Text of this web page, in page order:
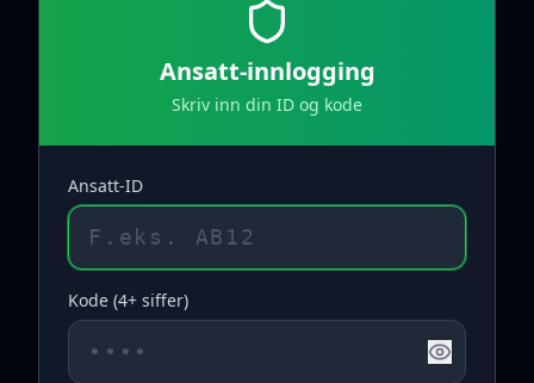
Ansatt-innlogging
Skriv inn din ID og kode
Ansatt-ID
Kode (4+ siffer)